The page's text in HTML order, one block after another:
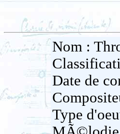
Nom :
Date de
Type